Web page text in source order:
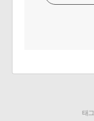
태그